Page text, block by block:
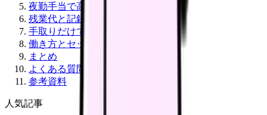
夜勤手当で高く見えていないか
残業代と記録時間を見る
手取りだけで判断しない
働き方とセットで見る
まとめ
よくある質問
参考資料
人気記事